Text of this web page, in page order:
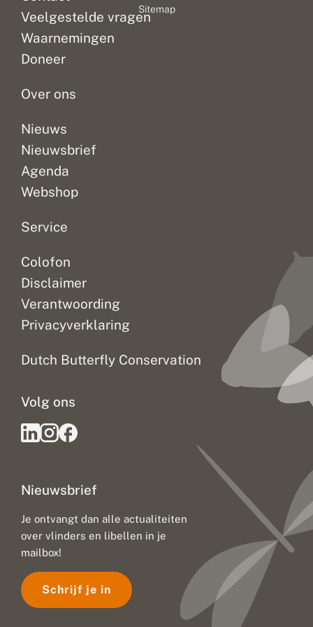
Veelgestelde vragen
Waarnemingen
Doneer
Over ons
Nieuws
Nieuwsbrief
Agenda
Webshop
Service
Colofon
Disclaimer
Verantwoording
Privacyverklaring
Dutch Butterfly Conservation
Nieuwsbrief
Je ontvangt dan alle actualiteiten
over vlinders en libellen in je
mailbox!
Schrijf je in
Volg ons
Sitemap